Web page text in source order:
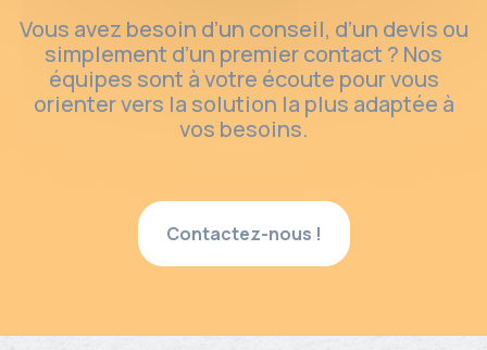
Vous avez besoin d’un conseil, d’un devis ou
simplement d’un premier contact ? Nos
équipes sont à votre écoute pour vous
orienter vers la solution la plus adaptée à
vos besoins.
Contactez-nous !